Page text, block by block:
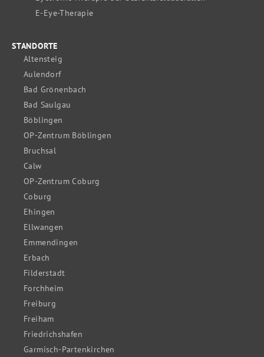
E-Eye-Therapie
STANDORTE
Altensteig
Aulendorf
Bad Grönenbach
Bad Saulgau
Böblingen
OP-Zentrum Böblingen
Bruchsal
Calw
OP-Zentrum Coburg
Coburg
Ehingen
Ellwangen
Emmendingen
Erbach
Filderstadt
Forchheim
Freiburg
Freiham
Friedrichshafen
Garmisch-Partenkirchen